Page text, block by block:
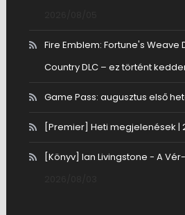
Fire Emblem: Fortune's Weave
Country DLC – ez történt
Game Pass: augusztus első
[Premier] Heti megjelenések |
[Könyv] Ian Livingstone - A